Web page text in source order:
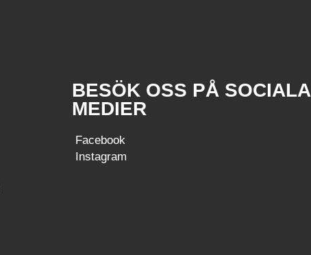
BESÖK OSS PÅ SOCIALA
MEDIER
Facebook
Instagram